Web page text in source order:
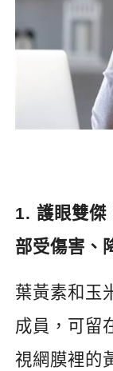
1. 護眼雙傑
部受傷害、
葉黃素和玉
成員，可留
視網膜裡的